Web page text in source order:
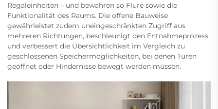
Regaleinheiten – und bewahren so Flure sowie die
Funktionalität des Raums. Die offene Bauweise
gewährleistet zudem uneingeschränkten Zugriff aus
mehreren Richtungen, beschleunigt den Entnahmeprozess
und verbessert die Übersichtlichkeit im Vergleich zu
geschlossenen Speichermöglichkeiten, bei denen Türen
geöffnet oder Hindernisse bewegt werden müssen.